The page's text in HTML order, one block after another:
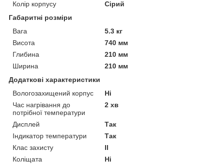
Колір корпусу
Сірий
Габаритні розміри
Вага
5.3 кг
Висота
740 мм
Глибина
210 мм
Ширина
210 мм
Додаткові характеристики
Вологозахищений корпус
Ні
Час нагрівання до
потрібної температури
2 хв
Дисплей
Так
Індикатор температури
Так
Клас захисту
II
Коліщата
Ні